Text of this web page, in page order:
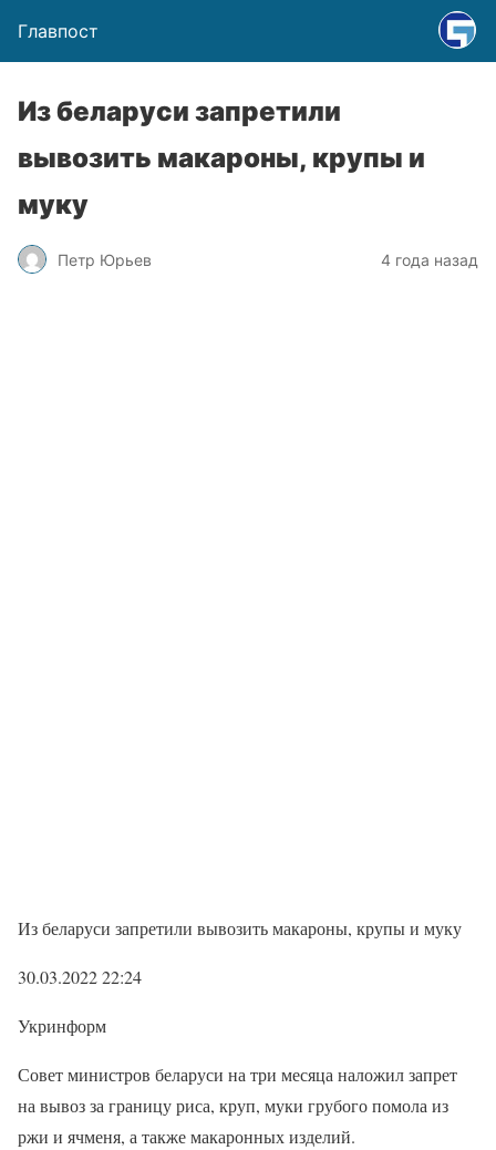
Главпост
Из беларуси запретили
вывозить макароны, крупы и
муку
Петр Юрьев 4 года назад
Из беларуси запретили вывозить макароны, крупы и муку
30.03.2022 22:24
Укринформ
Совет министров беларуси на три месяца наложил запрет
на вывоз за границу риса, круп, муки грубого помола из
ржи и ячменя, а также макаронных изделий.